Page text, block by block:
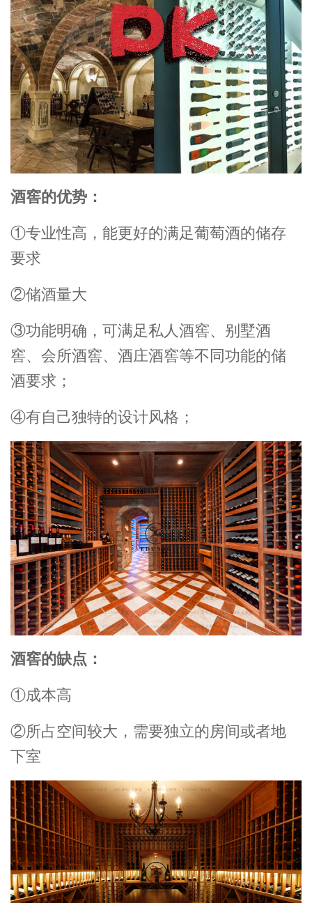
酒窖的优势：
①专业性高，能更好的满足葡萄酒的储存
要求
②储酒量大
③功能明确，可满足私人酒窖、别墅酒
窖、会所酒窖、酒庄酒窖等不同功能的储
酒要求；
④有自己独特的设计风格；
酒窖的缺点：
①成本高
②所占空间较大，需要独立的房间或者地
下室